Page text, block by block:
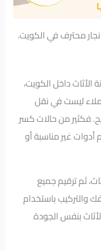
محترف في الكويت.
داخل الكويت،
ليست في نقل
فكثير من حالات كسر
غير مناسبة أو
ثم ترقيم جميع
والتركيب باستخدام
بنفس الجودة